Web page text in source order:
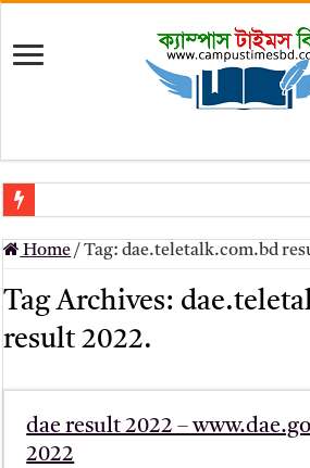
মৎস্য অধিদপ্তর (dof) নিয়োগ বিজ্ঞপ্তি ২০২৬
Primary Assistant Teacher Result 2026 |
primary viva result 2026 pdf download –
www dpe gov bd result 2026 pdf
আলিম পরীক্ষার রেজাল্ট ২০২৫ – Bmeb ALIM
Home / Tag:dae.teletalk.com.bd
Tag Archives:
result 2022.
dae result 2022 –
2022